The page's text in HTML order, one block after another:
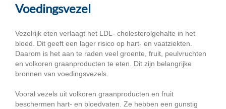
Voedingsvezel
Vezelrijk eten verlaagt het LDL- cholesterolgehalte in het
bloed. Dit geeft een lager risico op hart- en vaatziekten.
Daarom is het aan te raden veel groente, fruit, peulvruchten
en volkoren graanproducten te eten. Dit zijn belangrijke
bronnen van voedingsvezels.
Vooral vezels uit volkoren graanproducten en fruit
beschermen hart- en bloedvaten. Ze hebben een gunstig